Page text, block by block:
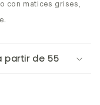
con matices grises,
partir de 55